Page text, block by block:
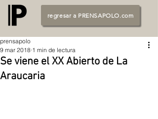
regresar a PRENSAPOLO.com
Se viene el XX Abierto de La
Araucaria
prensapolo
9 mar 2018 1 min de lectura